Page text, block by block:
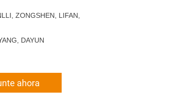
ZONGSHEN, LIFAN,
DAYUN
ahora